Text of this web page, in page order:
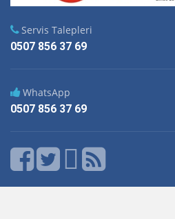
Servis Talepleri
0507 856 37 69
WhatsApp
0507 856 37 69